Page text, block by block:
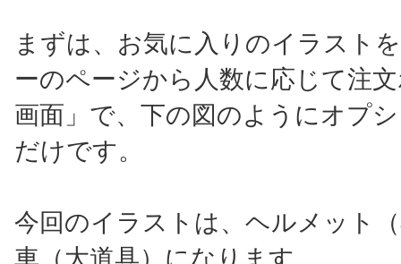
まずは、お気に入りのイラスト
ーのページから人数に応じて注
画面」で、下の図のようにオプ
だけです。
今回のイラストは、ヘルメット
車（大道具）になります。